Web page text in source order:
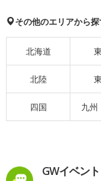
その他のエリアから
北海道
北陸
四国 九州
GWイベン